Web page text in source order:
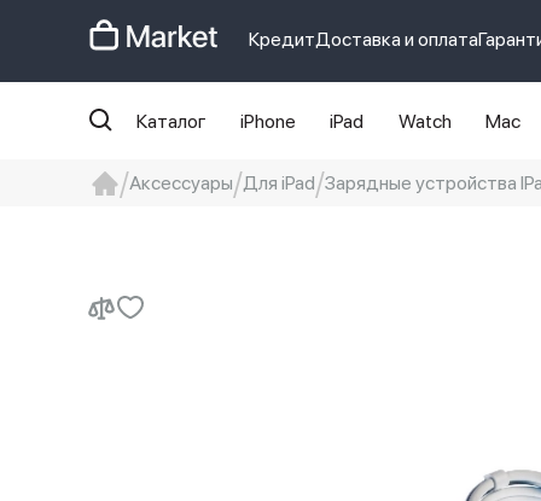
КредитДоставка и оплата
Каталог iPhone iPad Watch Mac
Аксессуары Для iPad Зарядные устройства